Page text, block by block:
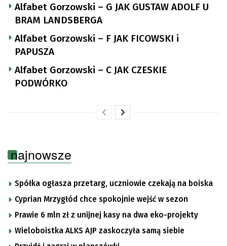
Alfabet Gorzowski – G JAK GUSTAW ADOLF U
BRAM LANDSBERGA
Alfabet Gorzowski – F JAK FICOWSKI i
PAPUSZA
Alfabet Gorzowski – C JAK CZESKIE
PODWÓRKO
najnowsze
Spółka ogłasza przetarg, uczniowie czekają na boiska
Cyprian Mrzygłód chce spokojnie wejść w sezon
Prawie 6 mln zł z unijnej kasy na dwa eko-projekty
Wieloboistka ALKS AJP zaskoczyła samą siebie